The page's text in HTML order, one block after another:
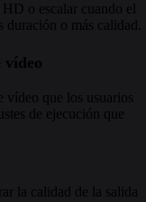
HD o escalar cuando el
duración o más calidad.
vídeo
vídeo que los usuarios
de ejecución que
la calidad de la salida